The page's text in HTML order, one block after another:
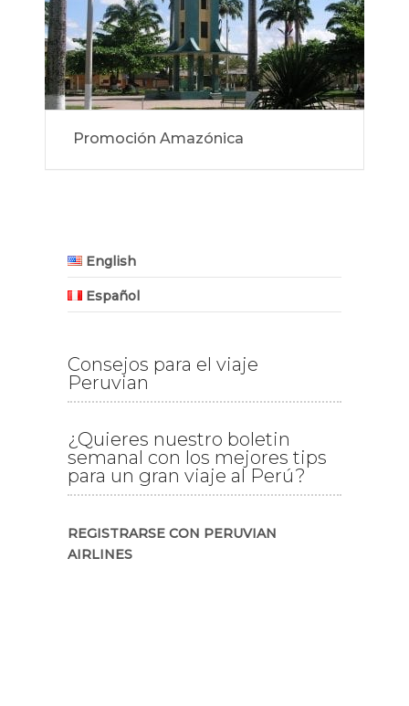
Promoción Amazónica
English
Español
Consejos para el viaje
Peruvian
¿Quieres nuestro boletin
semanal con los mejores tips
para un gran viaje al Perú?
REGISTRARSE CON PERUVIAN
AIRLINES